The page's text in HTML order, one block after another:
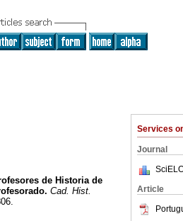
Services
Journal
Article
de Historia de
Cad. Hist.